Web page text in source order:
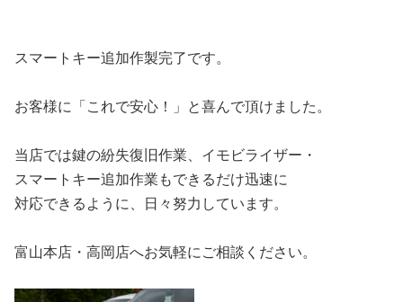
スマートキー追加作製完了です。
お客様に「これで安心！」と喜んで頂けました。
当店では鍵の紛失復旧作業、イモビライザー・
スマートキー追加作業もできるだけ迅速に
対応できるように、日々努力しています。
富山本店・高岡店へお気軽にご相談ください。